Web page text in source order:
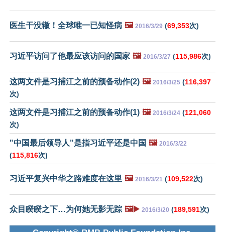
医生干没辙！全球唯一已知怪病 🖼️ 2016/3/29 (69,353次)
习近平访问了他最应该访问的国家 🖼️ 2016/3/27 (115,986次)
这两文件是习捕江之前的预备动作(2) 🖼️ 2016/3/25 (116,397
次)
这两文件是习捕江之前的预备动作(1) 🖼️ 2016/3/24 (121,060
次)
"中国最后领导人"是指习近平还是中国 🖼️ 2016/3/22
(115,816次)
习近平复兴中华之路难度在这里 🖼️ 2016/3/21 (109,522次)
众目睽睽之下…为何她无影无踪 🖼️▶️ 2016/3/20 (189,591次)